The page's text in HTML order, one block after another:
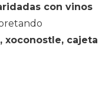
con vinos
xoconostle, cajeta